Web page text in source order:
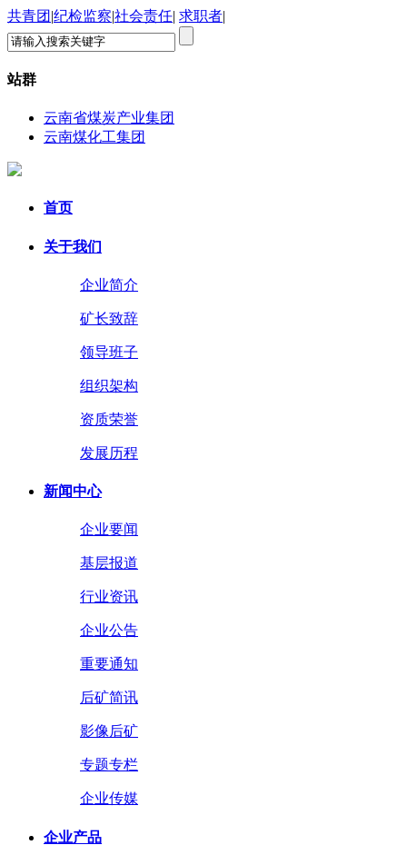
共青团 |纪检监察|社会责任| 求职者|
站群
云南省煤炭产业集团
云南煤化工集团
首页
关于我们
企业简介
矿长致辞
领导班子
组织架构
资质荣誉
发展历程
新闻中心
企业要闻
基层报道
行业资讯
企业公告
重要通知
后矿简讯
影像后矿
专题专栏
企业传媒
企业产品